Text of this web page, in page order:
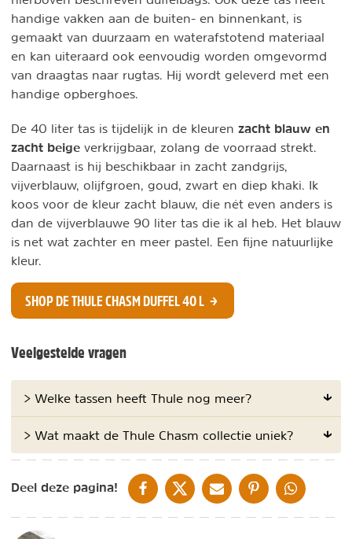
handige vakken aan de buiten- en binnenkant, is
gemaakt van duurzaam en waterafstotend materiaal
en kan uiteraard ook eenvoudig worden omgevormd
van draagtas naar rugtas. Hij wordt geleverd met een
handige opberghoes.
De 40 liter tas is tijdelijk in de kleuren zacht blauw en
zacht beige verkrijgbaar, zolang de voorraad strekt.
Daarnaast is hij beschikbaar in zacht zandgrijs,
vijverblauw, olijfgroen, goud, zwart en diep khaki. Ik
koos voor de kleur zacht blauw, die nét even anders is
dan de vijverblauwe 90 liter tas die ik al heb. Het blauw
is net wat zachter en meer pastel. Een fijne natuurlijke
kleur.
SHOP DE THULE CHASM DUFFEL 40 L
Veelgestelde vragen
> Welke tassen heeft Thule nog meer?
> Wat maakt de Thule Chasm collectie uniek?
Deel deze pagina! DELEN OP FACEBOOK
DELEN OP XDELEN VIA DE MAIL
DELEN OP PINTEREST
DELEN OP